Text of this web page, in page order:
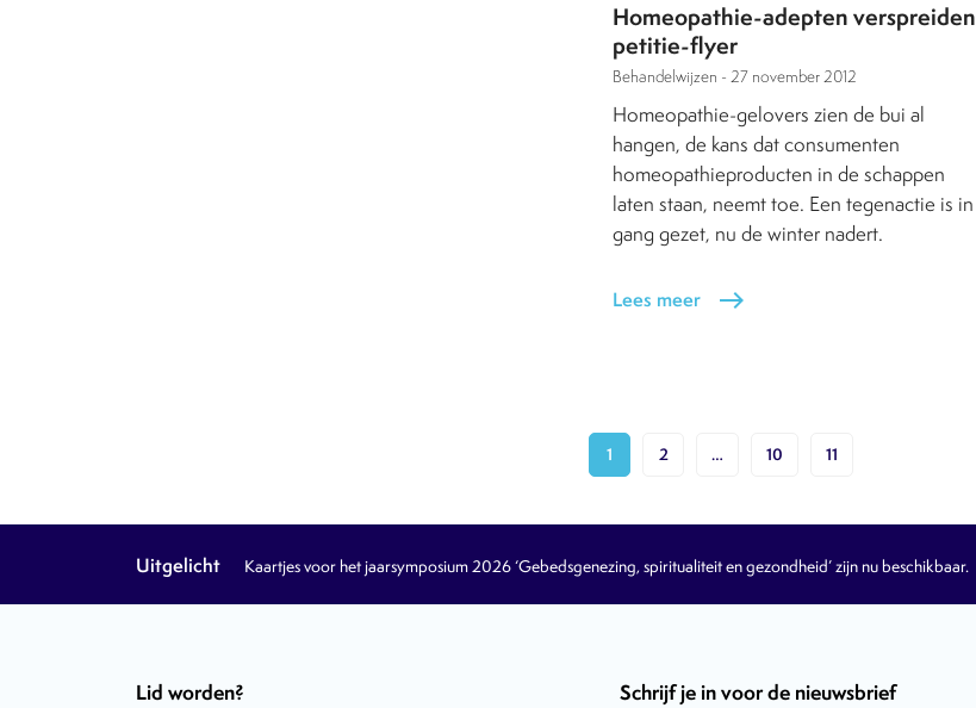
Homeopathie-adepten verspreiden
petitie-flyer
Behandelwijzen - 27 november 2012
Homeopathie-gelovers zien de bui al
hangen, de kans dat consumenten
homeopathieproducten in de schappen
laten staan, neemt toe. Een tegenactie is in
gang gezet, nu de winter nadert.
Lees meer east
1 2 … 10 11
Uitgelicht Kaartjes voor het jaarsymposium 2026 ‘Gebedsgenezing, spiritualiteit en gezondheid’ zijn nu beschikbaar.
Lid worden? Schrijf je in voor de nieuwsbrief